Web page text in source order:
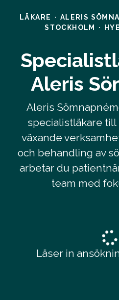
LÄKARE · ALERIS
STOCKHOLM
·
Aleris
Aleris
specialistläkare
växande
och behandling av
arbetar du
team med
Läser in